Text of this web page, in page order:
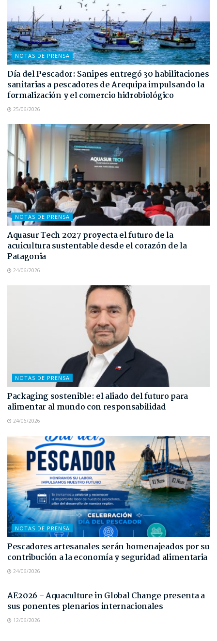
NOTAS DE PRENSA
Día del Pescador: Sanipes entregó 30 habilitaciones
sanitarias a pescadores de Arequipa impulsando la
formalización y el comercio hidrobiológico
25/06/2026
NOTAS DE PRENSA
Aquasur Tech 2027 proyecta el futuro de la
acuicultura sustentable desde el corazón de la
Patagonia
24/06/2026
NOTAS DE PRENSA
Packaging sostenible: el aliado del futuro para
alimentar al mundo con responsabilidad
24/06/2026
NOTAS DE PRENSA
Pescadores artesanales serán homenajeados por su
contribución a la economía y seguridad alimentaria
24/06/2026
AE2026 – Aquaculture in Global Change presenta a
sus ponentes plenarios internacionales
12/06/2026